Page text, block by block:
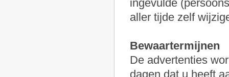
ingevulde
aller tijde zelf
Bewaartermijnen
De advertenties
dagen dat u heeft